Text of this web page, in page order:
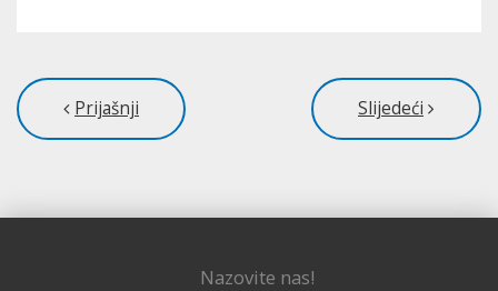
Prijašnji Slijedeći
Nazovite nas!